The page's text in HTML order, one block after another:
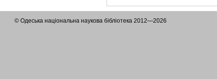
© Одеська національна наукова бібліотека 2012—2026